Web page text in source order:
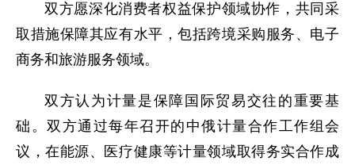
双方愿深化消费者权益保护领域协作，共同采
取措施保障其应有水平，包括跨境采购服务、电子
商务和旅游服务领域。
双方认为计量是保障国际贸易交往的重要基
础。双方通过每年召开的中俄计量合作工作组会
议，在能源、医疗健康等计量领域取得务实合作成